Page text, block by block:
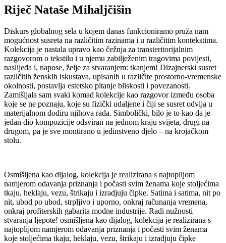
Riječ Nataše Mihaljčišin
Diskurs globalnog sela u kojem danas funkcioniramo pruža nam
mogućnost susreta na različitim razinama i u različitim kontekstima.
Kolekcija je nastala upravo kao čežnja za transteritorijalnim
razgovorom o tekstilu i u njemu zabilježenim tragovima povijesti,
naslijeđa i, napose, želje za stvaranjem: tkanjem! Dizajnerski susret
različitih ženskih iskustava, upisanih u različite prostorno-vremenske
okolnosti, postavlja estetsko pitanje bliskosti i povezanosti.
Zamišljala sam svaki komad kolekcije kao razgovor između osoba
koje se ne poznaju, koje su fizički udaljene i čiji se susret odvija u
materijalnom dodiru njihova rada. Simbolički, bilo je to kao da je
jedan dio kompozicije odsviran na jednom kraju svijeta, drugi na
drugom, pa je sve montirano u jedinstveno djelo – na krojačkom
stolu.
Osmišljena kao dijalog, kolekcija je realizirana s najtoplijom
namjerom odavanja priznanja i počasti svim ženama koje stoljećima
tkaju, heklaju, vezu, štrikaju i izradjuju čipke. Satima i satima, nit po
nit, ubod po ubod, strpljivo i uporno, onkraj računanja vremena,
onkraj profiterskih gabarita modne industrije. Radi nužnosti
stvaranja ljepote! osmišljena kao dijalog, kolekcija je realizirana s
najtoplijom namjerom odavanja priznanja i počasti svim ženama
koje stoljećima tkaju, heklaju, vezu, štrikaju i izradjuju čipke